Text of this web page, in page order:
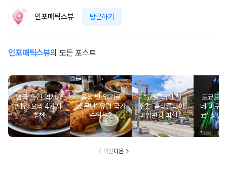
인포매틱스뷰 방문하기
인포매틱스뷰의 모든 포스트
영국 흑인 역사가
담긴 요리 4가지
추천!
음식 맛 없기로
‘소문난’ 유럽 국가
순위는?
“교토 대신 전
주?” 홀라플라이,
과잉관광 피할 수
있는 세계 대체 여
행지 순위 발표
도쿄도청
네 미쿠
쿄’ 상영
션 매핑
선
이전다음